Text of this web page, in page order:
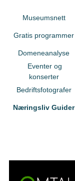
Museumsnett
Gratis programmer
Domeneanalyse
Eventer og
konserter
Bedriftsfotografer
Næringsliv Guider